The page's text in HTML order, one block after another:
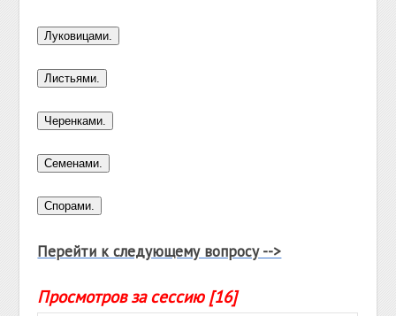
Перейти к следующему вопросу -->
Просмотров за сессию [16]